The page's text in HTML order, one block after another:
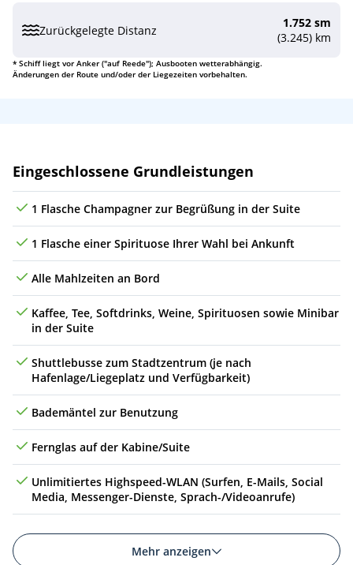
Sa 15.01.28 Miami (Florida), USA 08:00
Zurückgelegte Distanz
1.752 sm
(3.245) km
* Schiff liegt vor Anker ("auf Reede"); Ausbooten wetterabhängig.
Änderungen der Route und/oder der Liegezeiten vorbehalten.
Leistungen
Eingeschlossene Grundleistungen
1 Flasche Champagner zur Begrüßung in der Suite
1 Flasche einer Spirituose Ihrer Wahl bei Ankunft
Alle Mahlzeiten an Bord
Kaffee, Tee, Softdrinks, Weine, Spirituosen sowie Minibar
in der Suite
Shuttlebusse zum Stadtzentrum (je nach
Hafenlage/Liegeplatz und Verfügbarkeit)
Bademäntel zur Benutzung
Fernglas auf der Kabine/Suite
Unlimitiertes Highspeed-WLAN (Surfen, E-Mails, Social
Media, Messenger-Dienste, Sprach-/Videoanrufe)
Mehr anzeigen